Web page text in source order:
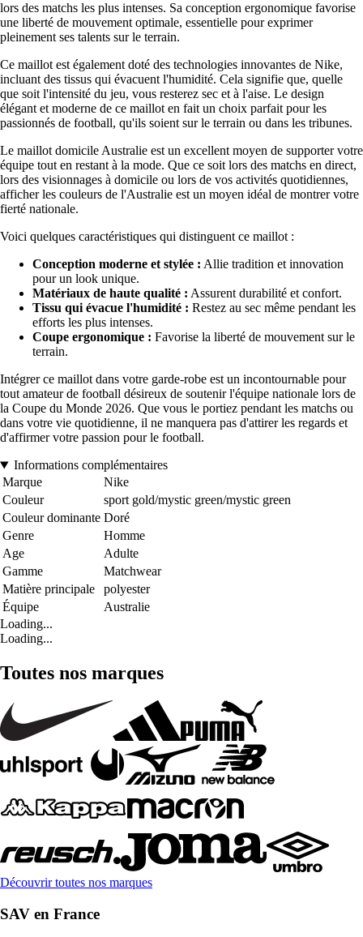
lors des matchs les plus intenses. Sa conception ergonomique favorise
une liberté de mouvement optimale, essentielle pour exprimer
pleinement ses talents sur le terrain.
Ce maillot est également doté des technologies innovantes de Nike,
incluant des tissus qui évacuent l'humidité. Cela signifie que, quelle
que soit l'intensité du jeu, vous resterez sec et à l'aise. Le design
élégant et moderne de ce maillot en fait un choix parfait pour les
passionnés de football, qu'ils soient sur le terrain ou dans les tribunes.
Le maillot domicile Australie est un excellent moyen de supporter votre
équipe tout en restant à la mode. Que ce soit lors des matchs en direct,
lors des visionnages à domicile ou lors de vos activités quotidiennes,
afficher les couleurs de l'Australie est un moyen idéal de montrer votre
fierté nationale.
Voici quelques caractéristiques qui distinguent ce maillot :
Conception moderne et stylée : Allie tradition et innovation
pour un look unique.
Matériaux de haute qualité : Assurent durabilité et confort.
Tissu qui évacue l'humidité : Restez au sec même pendant les
efforts les plus intenses.
Coupe ergonomique : Favorise la liberté de mouvement sur le
terrain.
Intégrer ce maillot dans votre garde-robe est un incontournable pour
tout amateur de football désireux de soutenir l'équipe nationale lors de
la Coupe du Monde 2026. Que vous le portiez pendant les matchs ou
dans votre vie quotidienne, il ne manquera pas d'attirer les regards et
d'affirmer votre passion pour le football.
Informations complémentaires
Marque
Nike
Couleur
sport gold/mystic green/mystic green
Couleur dominante Doré
Genre
Homme
Age
Adulte
Gamme
Matchwear
Matière principale
polyester
Équipe
Australie
Loading...
Loading...
Toutes nos marques
Découvrir toutes nos marques
SAV en France